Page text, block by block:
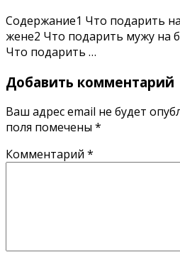
Содержание1 Что подарить
жене2 Что подарить мужу на
Что подарить …
Добавить комментарий
Ваш адрес email не будет
поля помечены *
Комментарий *